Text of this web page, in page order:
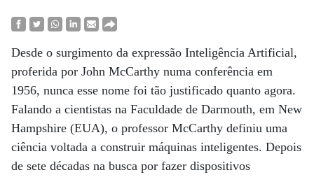
Desde o surgimento da expressão Inteligência Artificial,
proferida por John McCarthy numa conferência em
1956, nunca esse nome foi tão justificado quanto agora.
Falando a cientistas na Faculdade de Darmouth, em New
Hampshire (EUA), o professor McCarthy definiu uma
ciência voltada a construir máquinas inteligentes. Depois
de sete décadas na busca por fazer dispositivos